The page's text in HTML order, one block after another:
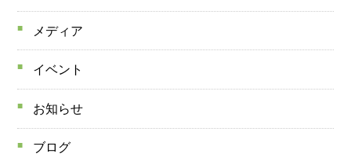
メディア
イベント
お知らせ
ブログ